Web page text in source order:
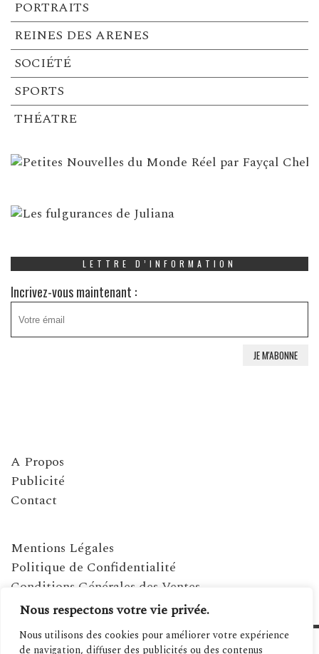
Nous respectons votre vie privée.
Nous utilisons des cookies pour améliorer votre expérience
de navigation, diffuser des publicités ou des contenus
PORTRAITS
REINES DES ARENES
SOCIÉTÉ
SPORTS
THÉATRE
LETTRE D’INFORMATION
Incrivez-vous maintenant :
A Propos
Publicité
Contact
Mentions Légales
Politique de Confidentialité
Conditions Générales des Ventes